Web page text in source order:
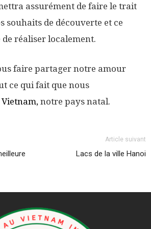
assurément de faire le trait
souhaits de découverte et ce
de réaliser localement.
faire partager notre amour
ce qui fait que nous
, notre pays natal.
Article suivant
Lacs de la ville Hanoi